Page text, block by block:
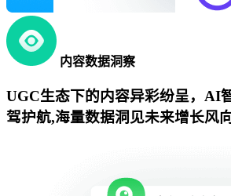
内容数据洞察
UGC生态下的内容异彩纷呈，AI
驾护航,海量数据洞见未来增长风向